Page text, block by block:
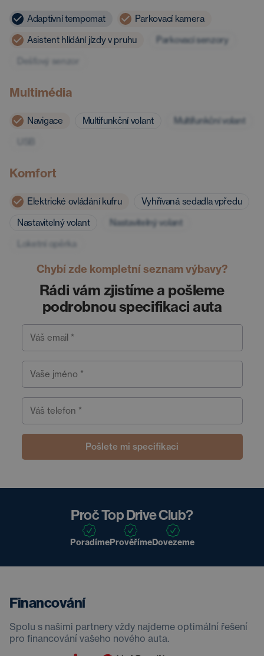
Adaptivní tempomat
Parkovací kamera
Asistent hlídání jízdy v pruhu
Parkovací senzory
Dešťový senzor
Multimédia
Navigace Multifunkční volant
Multifunkční volant
Komfort
Elektrické ovládání kufru
Vyhřívaná sedadla vpředu
Nastavitelný volant
Nastavitelný volant
Loketní opěrka
Chybí zde kompletní seznam výbavy?
Rádi vám zjistíme a pošleme
podrobnou specifikaci auta
Váš email *
Vaše jméno *
Váš telefon *
Pošlete mi specifikaci
Proč Top Drive Club?
PoradímePrověřímeDovezeme
Financování
Spolu s našimi partnery vždy najdeme optimální řešení
pro financování vašeho nového auta.